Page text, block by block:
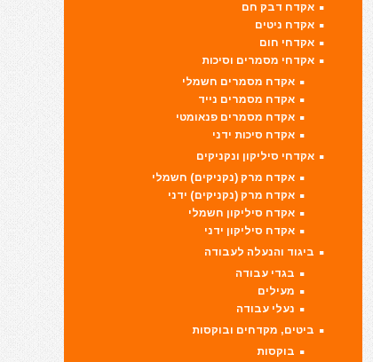
אקדח דבק חם
אקדח ניטים
אקדחי חום
אקדחי מסמרים וסיכות
אקדח מסמרים חשמלי
אקדח מסמרים נייד
אקדח מסמרים פנאומטי
אקדח סיכות ידני
אקדחי סיליקון ונקניקים
אקדח מרק (נקניקים) חשמלי
אקדח מרק (נקניקים) ידני
אקדח סיליקון חשמלי
אקדח סיליקון ידני
ביגוד והנעלה לעבודה
בגדי עבודה
מעילים
נעלי עבודה
ביטים, מקדחים ובוקסות
בוקסות